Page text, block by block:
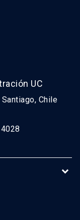
UC
Chile